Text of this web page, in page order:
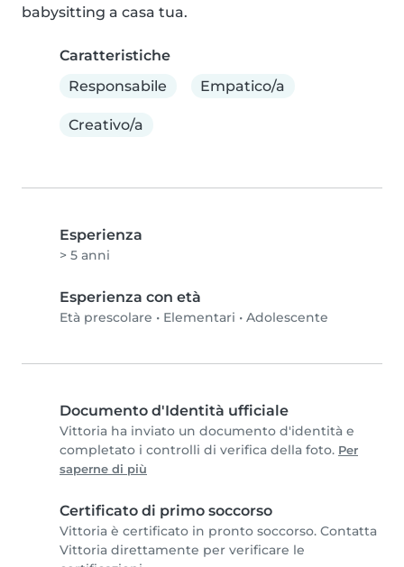
babysitting a casa tua.
Caratteristiche
Responsabile
Empatico/a
Creativo/a
Esperienza
> 5 anni
Esperienza con età
Età prescolare • Elementari • Adolescente
Documento d'Identità ufficiale
Vittoria ha inviato un documento d'identità e
completato i controlli di verifica della foto. Per
saperne di più
Certificato di primo soccorso
Vittoria è certificato in pronto soccorso. Contatta
Vittoria direttamente per verificare le